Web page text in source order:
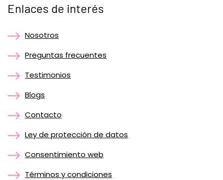
Enlaces de interés
Nosotros
Preguntas frecuentes
Testimonios
Blogs
Contacto
Ley de protección de datos
Consentimiento web
Términos y condiciones